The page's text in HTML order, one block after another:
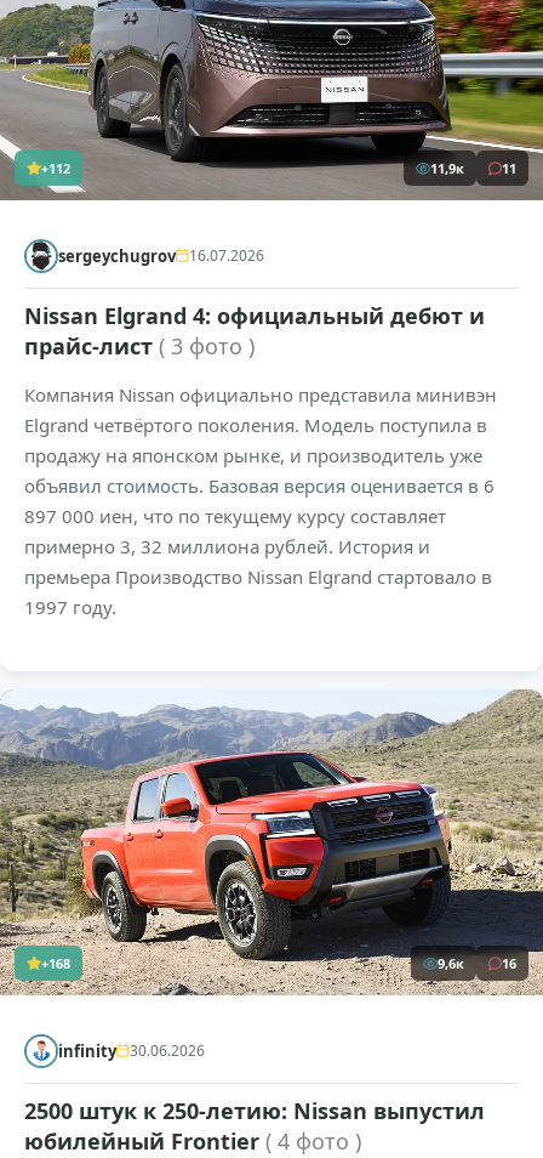
+112 11,9к 11
sergeychugrov 16.07.2026
Nissan Elgrand 4: официальный дебют и
прайс-лист ( 3 фото )
Компания Nissan официально представила минивэн
Elgrand четвёртого поколения. Модель поступила в
продажу на японском рынке, и производитель уже
объявил стоимость. Базовая версия оценивается в 6
897 000 иен, что по текущему курсу составляет
примерно 3, 32 миллиона рублей. История и
премьера Производство Nissan Elgrand стартовало в
1997 году.
+168 9,6к 16
infinity 30.06.2026
2500 штук к 250-летию: Nissan выпустил
юбилейный Frontier ( 4 фото )